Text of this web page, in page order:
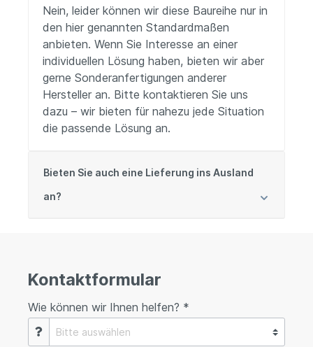
Nein, leider können wir diese Baureihe nur in
den hier genannten Standardmaßen
anbieten. Wenn Sie Interesse an einer
individuellen Lösung haben, bieten wir aber
gerne Sonderanfertigungen anderer
Hersteller an. Bitte kontaktieren Sie uns
dazu – wir bieten für nahezu jede Situation
die passende Lösung an.
Bieten Sie auch eine Lieferung ins Ausland
an?
Kontaktformular
Wie können wir Ihnen helfen? *